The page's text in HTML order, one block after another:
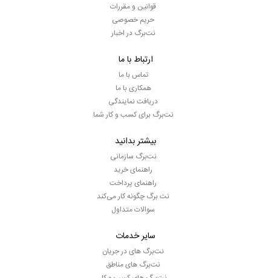
قوانین و مقررات
حریم خصوصی
نت‌برگ در اخبار
ارتباط با ما
تماس با ما
همکاری با ما
دریافت نمایندگی
نت‌برگ برای کسب و کار شما
بیشتر بدانید
نت‌برگ سازمانی
راهنمای خرید
راهنمای پرداخت
نت برگ چگونه کار می‌کند
سوالات متداول
سایر خدمات
نت‌برگ های در جریان
نت‌برگ های مناطق